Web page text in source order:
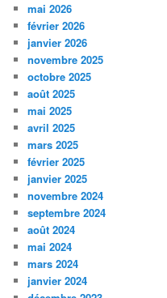
mai 2026
février 2026
janvier 2026
novembre 2025
octobre 2025
août 2025
mai 2025
avril 2025
mars 2025
février 2025
janvier 2025
novembre 2024
septembre 2024
août 2024
mai 2024
mars 2024
janvier 2024